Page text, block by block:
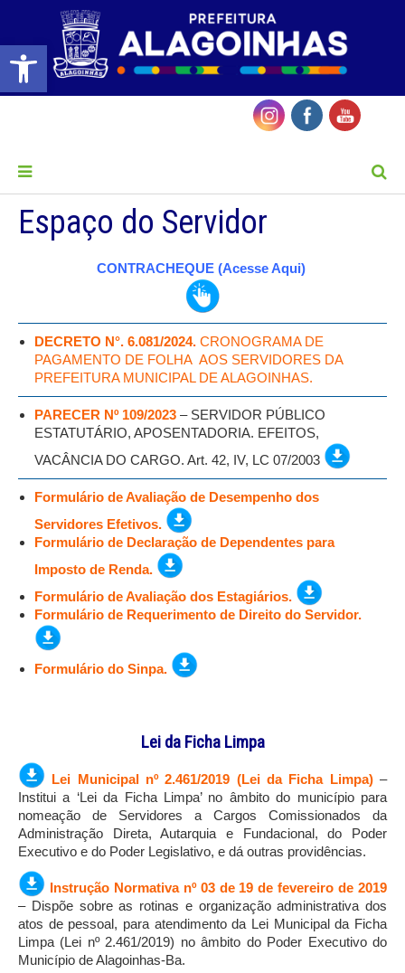
Barra de Ferramentas Aberta
Espaço do Servidor
CONTRACHEQUE (Acesse Aqui)
DECRETO N°. 6.081/2024. CRONOGRAMA DE
PAGAMENTO DE FOLHA AOS SERVIDORES DA
PREFEITURA MUNICIPAL DE ALAGOINHAS.
PARECER Nº 109/2023 – SERVIDOR PÚBLICO
ESTATUTÁRIO, APOSENTADORIA. EFEITOS,
VACÂNCIA DO CARGO. Art. 42, IV, LC 07/2003
Formulário de Avaliação de Desempenho dos
Servidores Efetivos.
Formulário de Declaração de Dependentes para
Imposto de Renda.
Formulário de Avaliação dos Estagiários.
Formulário de Requerimento de Direito do Servidor.
Formulário do Sinpa.
Lei da Ficha Limpa
Lei Municipal nº 2.461/2019 (Lei da Ficha Limpa)–
Institui a ‘Lei da Ficha Limpa’ no âmbito do município para
nomeação de Servidores a Cargos Comissionados da
Administração Direta, Autarquia e Fundacional, do Poder
Executivo e do Poder Legislativo, e dá outras providências.
Instrução Normativa nº 03 de 19 de fevereiro de 2019
– Dispõe sobre as rotinas e organização administrativa dos
atos de pessoal, para atendimento da Lei Municipal da Ficha
Limpa (Lei nº 2.461/2019) no âmbito do Poder Executivo do
Município de Alagoinhas-Ba.